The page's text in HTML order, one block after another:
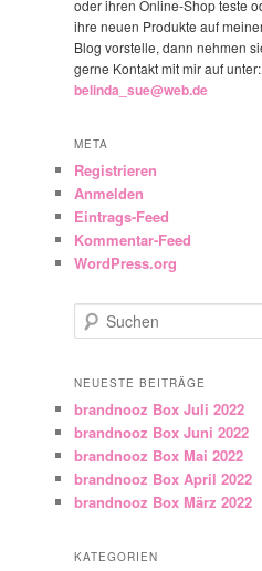
oder ihren Online-Shop teste
ihre neuen Produkte auf
Blog vorstelle, dann nehmen
gerne Kontakt mit mir auf unter:
belinda_sue@web.de
META
Registrieren
Anmelden
Eintrags-Feed
Kommentar-Feed
WordPress.org
Suchen
NEUESTE BEITRÄGE
brandnooz Box Juli 2022
brandnooz Box Juni 2022
brandnooz Box Mai 2022
brandnooz Box April 2022
brandnooz Box März 2022
KATEGORIEN